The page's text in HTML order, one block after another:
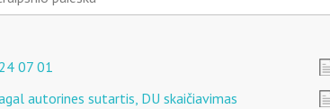
07 01
autorines sutartis, DU skaičiavimas